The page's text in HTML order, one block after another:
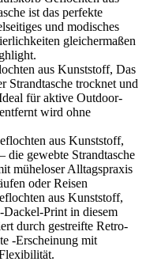
ist das perfekte
und modisches
gleichermaßen
aus Kunststoff, Das
Strandtasche trocknet und
für aktive Outdoor-
wird ohne
aus Kunststoff,
die gewebte Strandtasche
müheloser Alltagspraxis
oder Reisen
aus Kunststoff,
Print in diesem
durch gestreifte Retro-
-Erscheinung mit